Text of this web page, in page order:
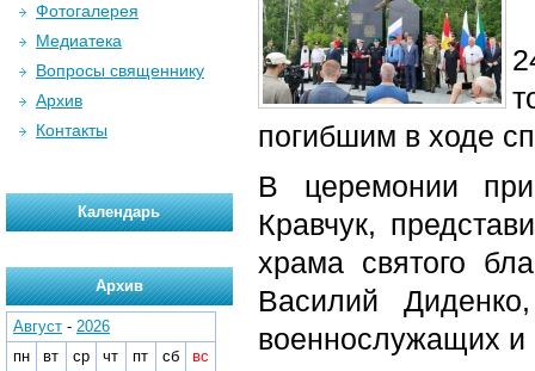
погибшим в ходе
В церемонии
Кравчук,
храма святого
Василий
военнослужащих
Фотогалерея
Медиатека
Вопросы священнику
Архив
Контакты
Календарь
Архив
Август - 2026
пн
вт ср чт пт сб
вс